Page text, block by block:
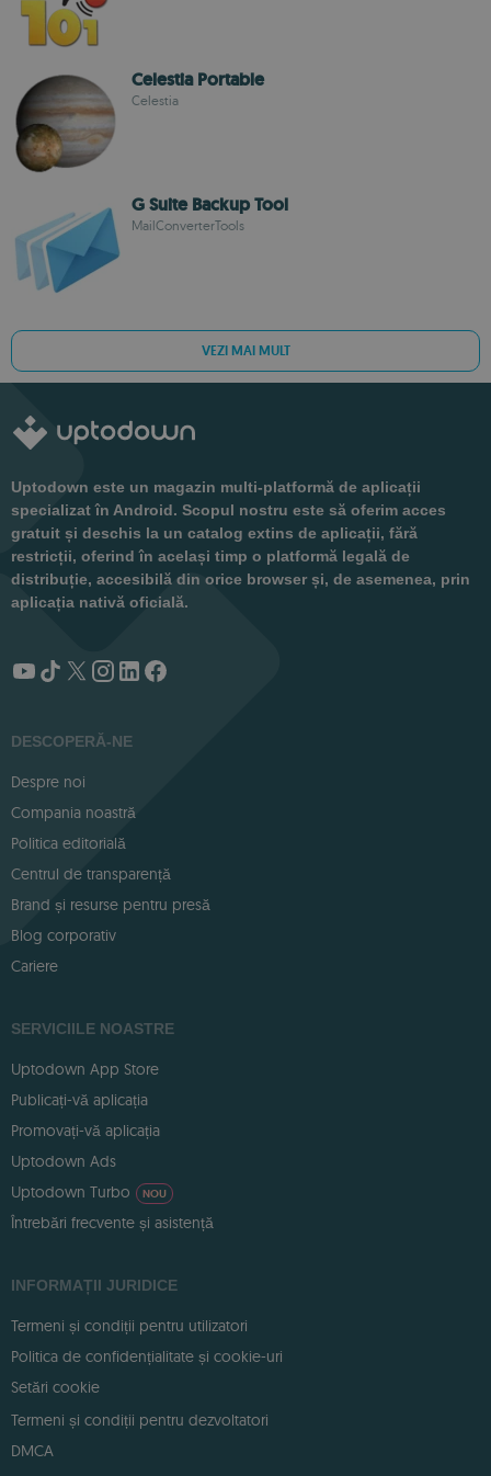
Celestia Portable
Celestia
G Suite Backup Tool
MailConverterTools
VEZI MAI MULT
Uptodown este un magazin multi-platformă de aplicații
specializat în Android. Scopul nostru este să oferim acces
gratuit și deschis la un catalog extins de aplicații, fără
restricții, oferind în același timp o platformă legală de
distribuție, accesibilă din orice browser și, de asemenea, prin
aplicația nativă oficială.
DESCOPERĂ-NE
Despre noi
Compania noastră
Politica editorială
Centrul de transparență
Brand și resurse pentru presă
Blog corporativ
Cariere
SERVICIILE NOASTRE
Uptodown App Store
Publicați-vă aplicația
Promovați-vă aplicația
Uptodown Ads
Uptodown Turbo
NOU
Întrebări frecvente și asistență
INFORMAȚII JURIDICE
Termeni și condiții pentru utilizatori
Politica de confidențialitate și cookie-uri
Setări cookie
Termeni și condiții pentru dezvoltatori
DMCA